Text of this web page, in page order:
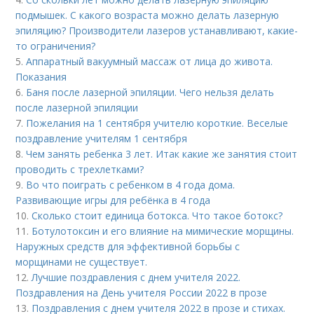
подмышек. С какого возраста можно делать лазерную
эпиляцию? Производители лазеров устанавливают, какие-
то ограничения?
5.Аппаратный вакуумный массаж от лица до живота.
Показания
6. Баня после лазерной эпиляции. Чего нельзя делать
после лазерной эпиляции
7. Пожелания на 1 сентября учителю короткие. Веселые
поздравление учителям 1 сентября
8.Чем занять ребенка 3 лет. Итак какие же занятия стоит
проводить с трехлетками?
9. Во что поиграть с ребенком в 4 года дома.
Развивающие игры для ребёнка в 4 года
10.Сколько стоит единица ботокса. Что такое ботокс?
11. Ботулотоксин и его влияние на мимические морщины.
Наружных средств для эффективной борьбы с
морщинами не существует.
12.Лучшие поздравления с днем учителя 2022.
Поздравления на День учителя России 2022 в прозе
13. Поздравления с днем учителя 2022 в прозе и стихах.